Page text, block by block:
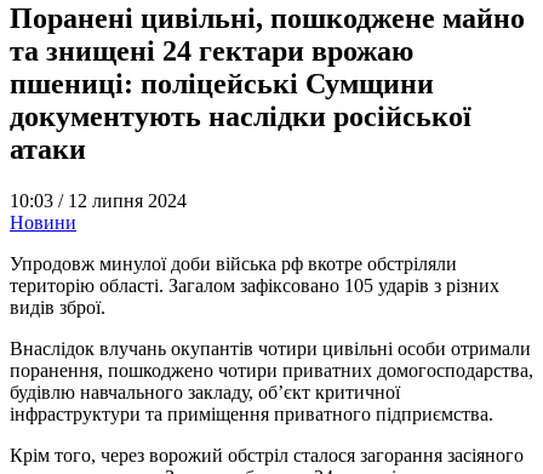
Поранені цивільні, пошкоджене майно
та знищені 24 гектари врожаю
пшениці: поліцейські Сумщини
документують наслідки російської
атаки
10:03 / 12 липня 2024
Новини
Упродовж минулої доби війська рф вкотре обстріляли
територію області. Загалом зафіксовано 105 ударів з різних
видів зброї.
Внаслідок влучань окупантів чотири цивільні особи отримали
поранення, пошкоджено чотири приватних домогосподарства,
будівлю навчального закладу, об’єкт критичної
інфраструктури та приміщення приватного підприємства.
Крім того, через ворожий обстріл сталося загорання засіяного